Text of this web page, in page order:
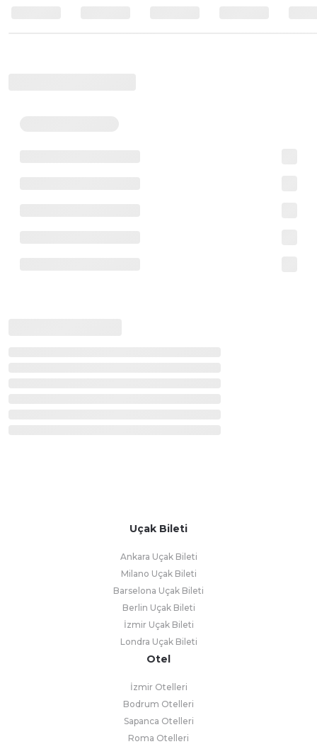
Uçak Bileti
Ankara Uçak Bileti
Milano Uçak Bileti
Barselona Uçak Bileti
Berlin Uçak Bileti
İzmir Uçak Bileti
Londra Uçak Bileti
Otel
İzmir Otelleri
Bodrum Otelleri
Sapanca Otelleri
Roma Otelleri